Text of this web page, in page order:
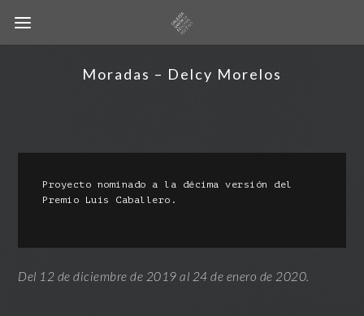
Moradas – Delcy Morelos
Proyecto nominado a la décima versión del
Premio Luis Caballero.
Del 12 de diciembre de 2019 al 24 de enero de 2020.